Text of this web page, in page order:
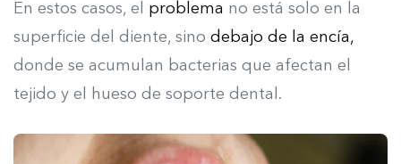
En estos casos, el problema no está solo en la
superficie del diente, sino debajo de la encía,
donde se acumulan bacterias que afectan el
tejido y el hueso de soporte dental.